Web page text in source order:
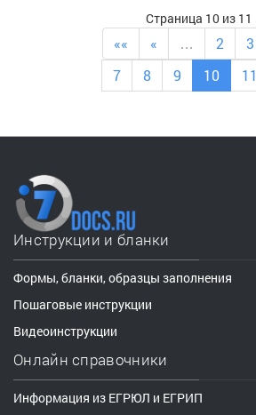
Страница 10 из 11
«« « … 2 3
7
8 9 10 11
Инструкции и бланки
Формы, бланки, образцы заполнения
Пошаговые инструкции
Видеоинструкции
Онлайн справочники
Информация из ЕГРЮЛ и ЕГРИП